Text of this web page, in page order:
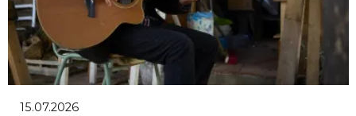
15.07.2026